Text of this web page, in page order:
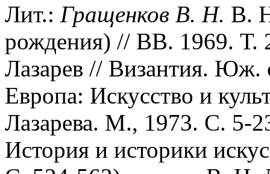
Лит.: Гращенков В. Н. В.
рождения) // ВВ. 1969. Т.
Лазарев // Византия. Юж.
Европа: Искусство и
Лазарева. М., 1973. С. 5-
История и историки